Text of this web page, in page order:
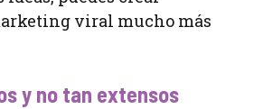
viral mucho más
y no tan extensos